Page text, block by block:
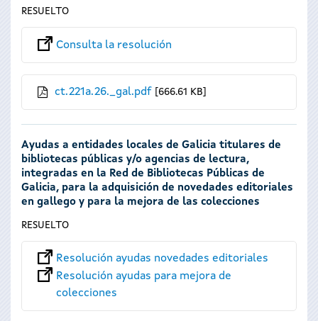
RESUELTO
Consulta la resolución
ct.221a.26._gal.pdf 666.61 KB
Ayudas a entidades locales de Galicia titulares de
bibliotecas públicas y/o agencias de lectura,
integradas en la Red de Bibliotecas Públicas de
Galicia, para la adquisición de novedades editoriales
en gallego y para la mejora de las colecciones
RESUELTO
Resolución ayudas novedades editoriales
Resolución ayudas para mejora de
colecciones